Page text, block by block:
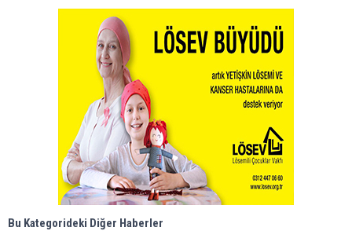
Bu Kategorideki Diğer Haberler